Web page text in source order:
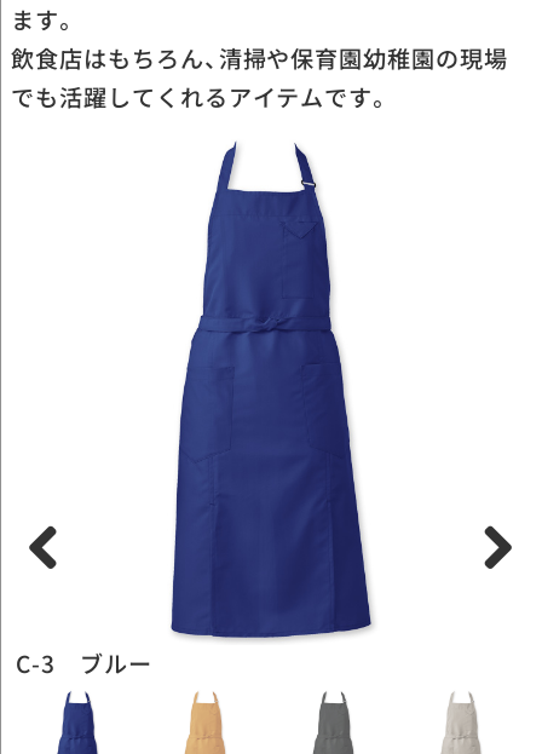
ます。
飲食店はもちろん、清掃や保育園幼稚園の現場
でも活躍してくれるアイテムです。
C-3 ブルー